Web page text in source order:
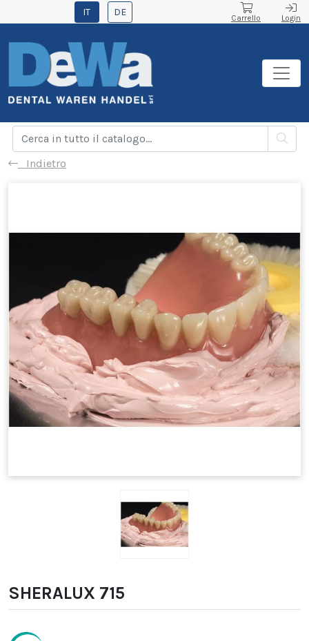
IT DE
Carrello Login
Indietro
SHERALUX 715